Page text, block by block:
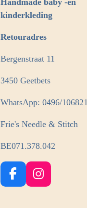
kinderkleding
Retouradres
Bergenstraat 11
3450 Geetbets
WhatsApp: 0496/106821
Frie's Needle & Stitch
BE071.378.042
F
I